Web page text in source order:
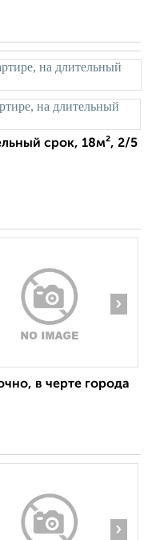
срок, 18м², 2/5
›
в черте города
›